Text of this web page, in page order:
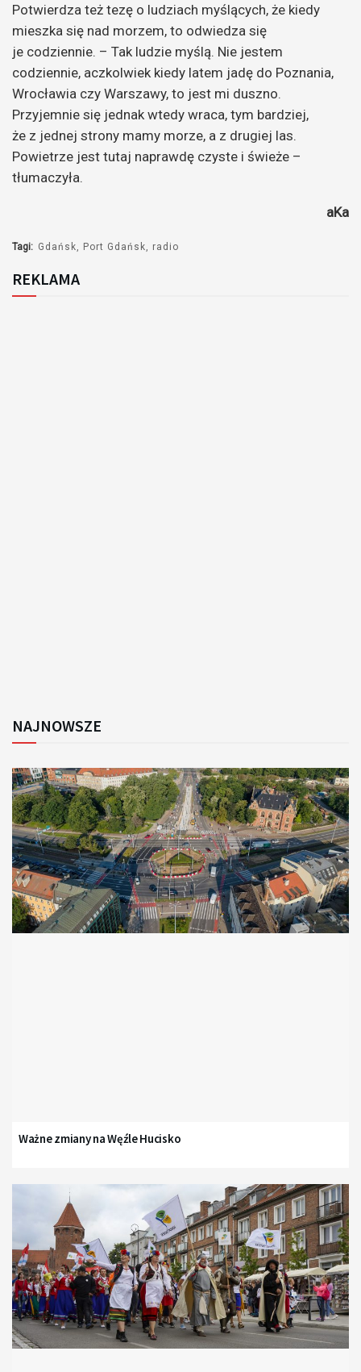
Potwierdza też tezę o ludziach myślących, że kiedy
mieszka się nad morzem, to odwiedza się
je codziennie. – Tak ludzie myślą. Nie jestem
codziennie, aczkolwiek kiedy latem jadę do Poznania,
Wrocławia czy Warszawy, to jest mi duszno.
Przyjemnie się jednak wtedy wraca, tym bardziej,
że z jednej strony mamy morze, a z drugiej las.
Powietrze jest tutaj naprawdę czyste i świeże –
tłumaczyła.
aKa
Tagi: Gdańsk Port Gdańsk radio
REKLAMA
NAJNOWSZE
Ważne zmiany na Węźle Hucisko